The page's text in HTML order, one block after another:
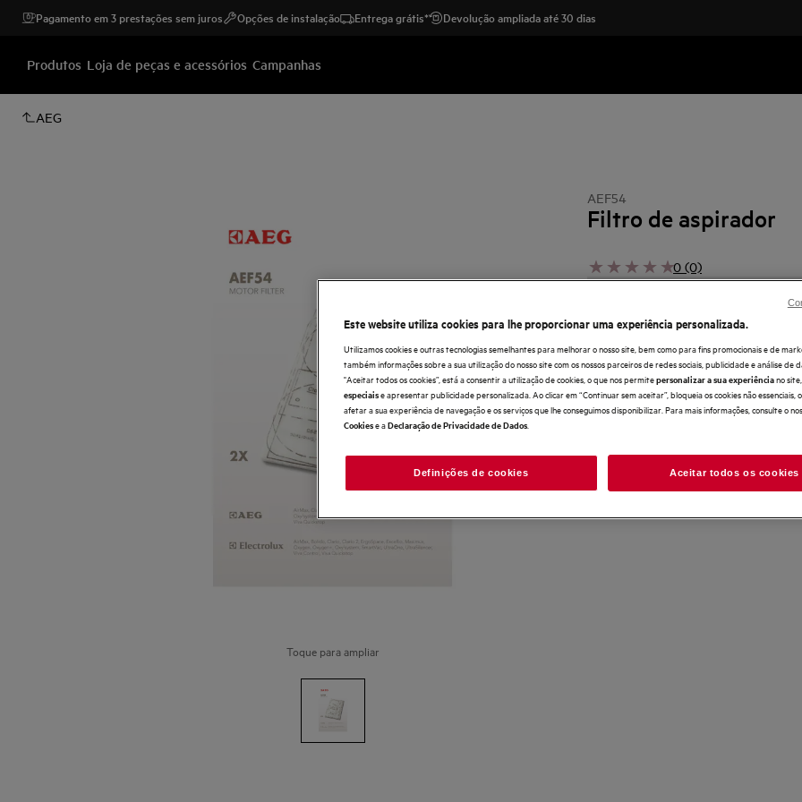
Pagamento em 3 prestações sem juros Opções de instalação Entrega grátis* Devolução ampliada até 30 dias
Produtos Loja de peças e acessórios Campanhas
AEG
Toque para ampliar
AEF54
Filtro de aspirador
0 (0)
Este website utiliza cookies para lhe proporcionar uma experiência personalizada.
Utilizamos cookies e outras tecnologias semelhantes para melhorar o nosso site, bem como para fins promocionais e de
também informações sobre a sua utilização do nosso site com os nossos parceiros de redes sociais, publicidade e análise de
"Aceitar todos os cookies”, está a consentir a utilização de cookies, o que nos permitepersonalizar a sua experiênciano
especiaise apresentar publicidade personalizada. Ao clicar em “Continuar sem aceitar”, bloqueia os cookies não essenciais,
afetar a sua experiência de navegação e os serviços que lhe conseguimos disponibilizar. Para mais informações, consulte o
Cookiese aDeclaração de Privacidade de Dados
Definições de cookies Aceitar todos os cookies